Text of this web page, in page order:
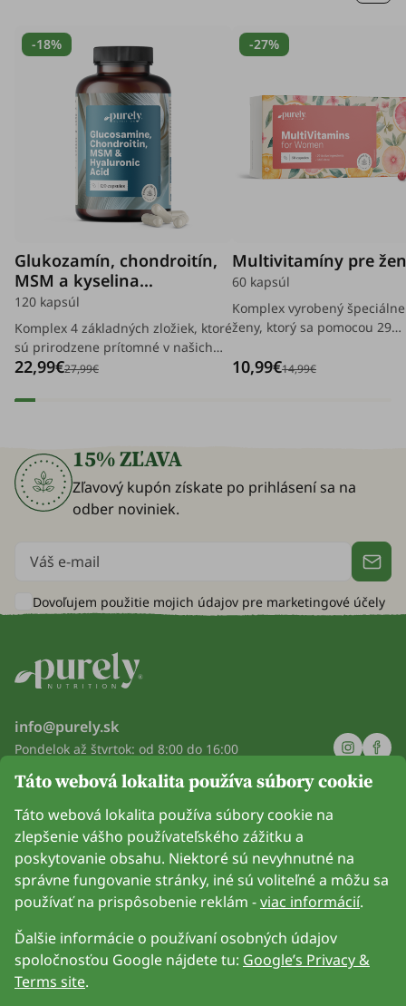
Táto webová lokalita používa súbory cookie
Táto webová lokalita používa súbory cookie na
zlepšenie vášho používateľského zážitku a
poskytovanie obsahu. Niektoré sú nevyhnutné na
správne fungovanie stránky, iné sú voliteľné a môžu sa
používať na prispôsobenie reklám -viac informácií.
Ďalšie informácie o používaní osobných údajov
spoločnosťou Google nájdete tu: Google’s Privacy &
Terms site.
-18%
Glukozamín, chondroitín,
MSM a kyselina
hyalurónová
120 kapsúl
Komplex 4 základných zložiek, ktoré
sú prirodzene prítomné v našich
kĺboch, chrupavkách a spojivových
vekom znižuje.
22,99€27,99€
-27%
Multivitamíny pre
60 kapsúl
Komplex vyrobený
ženy, ktorý sa pomocou 29
pokožku, vlasy, nechty a
10,99€14,99€
15% ZĽAVA
Zľavový kupón získate po prihlásení sa na
odber noviniek.
Dovoľujem použitie mojich údajov pre marketingové účely
info@purely.sk
Pondelok až štvrtok: od 8:00 do 16:00
Informácie
Pripoj sa k nám
Možnosť platby kartou. Zaručená ochrana osobných údajov